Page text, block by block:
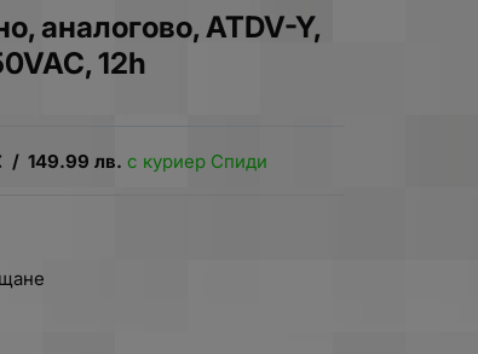
аналогово, ATDV-Y,
12h
/ 149.99 лв. с куриер Спиди